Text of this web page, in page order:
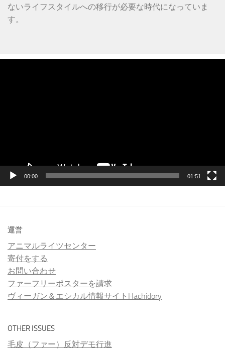
ないライフスタイルへの移行が必要な時代になっていま
す。
00:00 01:51
運営
アニマルライツセンター
寄付をする
お問い合わせ
ファーフリーポスターを請求
ヴィーガン＆エシカル情報サイトHachidory
OTHER ISSUES
毛皮（ファー）反対デモ行進